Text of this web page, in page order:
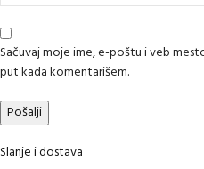
Sačuvaj moje ime, e-poštu i veb
put kada komentarišem.
Slanje i dostava